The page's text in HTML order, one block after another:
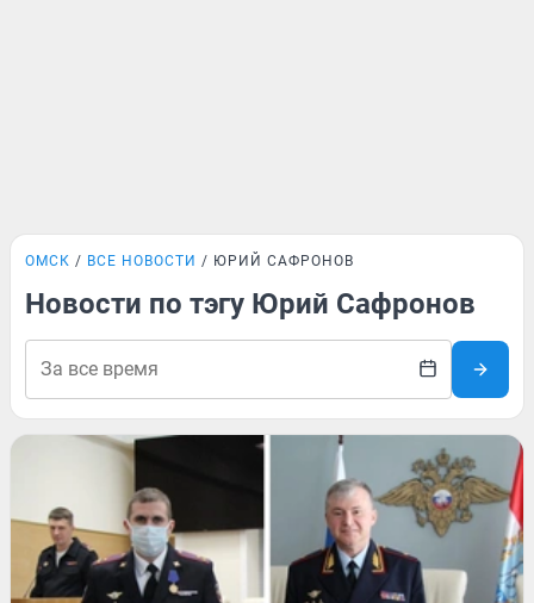
ОМСК ВСЕ НОВОСТИ ЮРИЙ САФРОНОВ
Новости по тэгу Юрий Сафронов